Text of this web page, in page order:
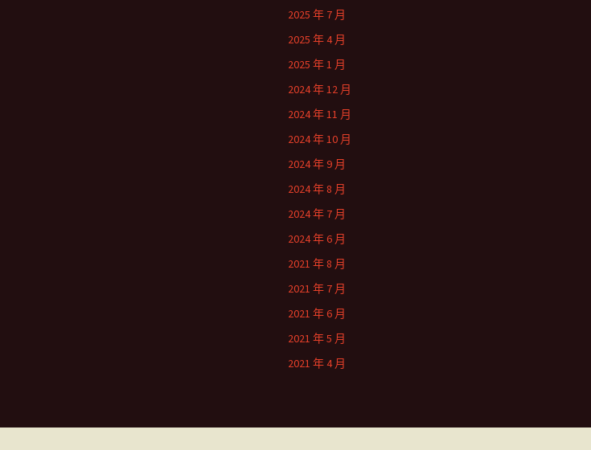
2025 年 7 月
2025 年 4 月
2025 年 1 月
2024 年 12 月
2024 年 11 月
2024 年 10 月
2024 年 9 月
2024 年 8 月
2024 年 7 月
2024 年 6 月
2021 年 8 月
2021 年 7 月
2021 年 6 月
2021 年 5 月
2021 年 4 月